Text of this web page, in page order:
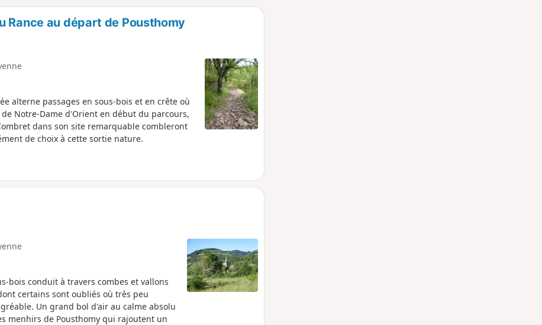
Rance au départ de Pousthomy
alterne passages en sous-bois et en crête où
Notre-Dame d'Orient en début du parcours,
dans son site remarquable combleront
de choix à cette sortie nature.
bois conduit à travers combes et vallons
certains sont oubliés où très peu
Un grand bol d'air au calme absolu
menhirs de Pousthomy qui rajoutent un